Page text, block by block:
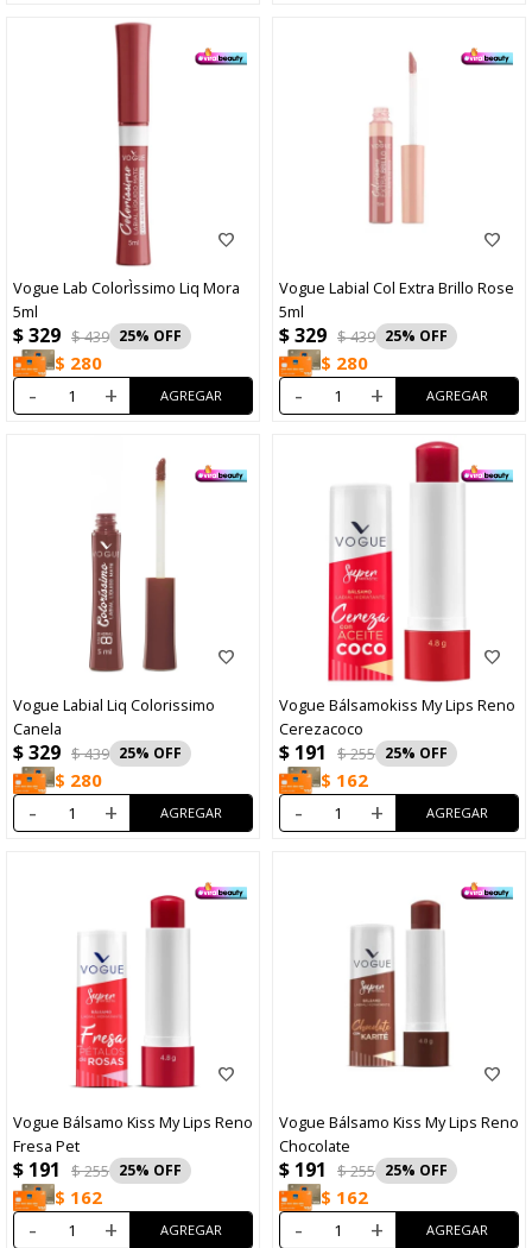
Vogue Lab ColorÌssimo Liq Mora
5ml
$329 $439 25
$ 280
- +
Vogue Labial Col Extra Brillo Rose
5ml
$329 $439 25
$ 280
- +
Vogue Labial Liq Colorissimo
Canela
$329 $439 25
$ 280
- +
Vogue Bálsamokiss My Lips Reno
Cerezacoco
$ 191 $255 25
$ 162
- +
Vogue Bálsamo Kiss My Lips Reno
Fresa Pet
$ 191 $255 25
$ 162
- +
Vogue Bálsamo Kiss My Lips Reno
Chocolate
$ 191 $255 25
$ 162
- +